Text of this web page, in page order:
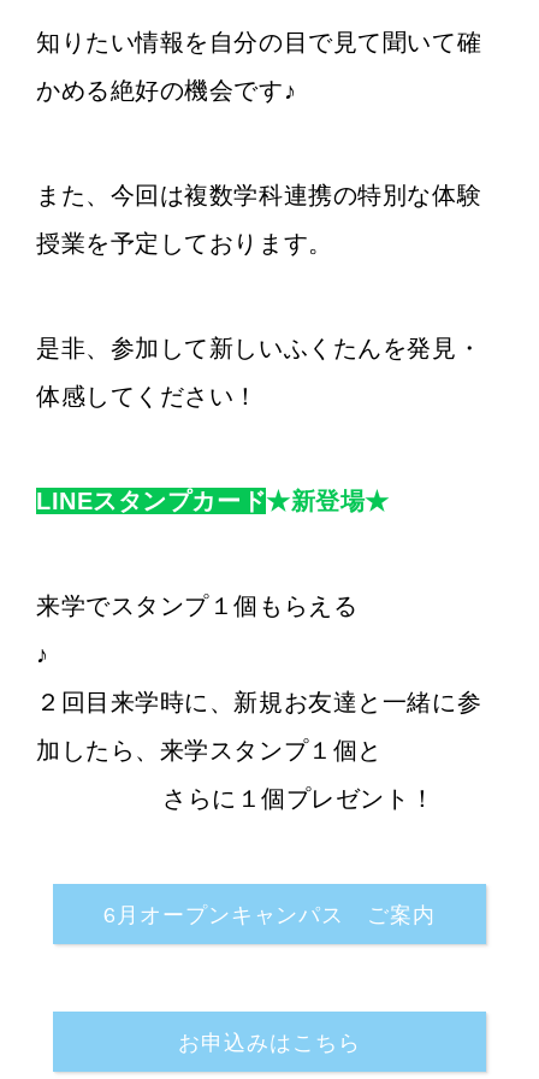
知りたい情報を自分の目で見て聞いて確
かめる絶好の機会です♪
また、今回は複数学科連携の特別な体験
授業を予定しております。
是非、参加して新しいふくたんを発見・
体感してください！
LINEスタンプカード★新登場★
来学でスタンプ１個もらえる
２回目来学時に、新規お友達と一緒に参
加したら、来学スタンプ１個と
さらに１個プレゼント！
6月オープンキャンパス ご案内
お申込みはこちら